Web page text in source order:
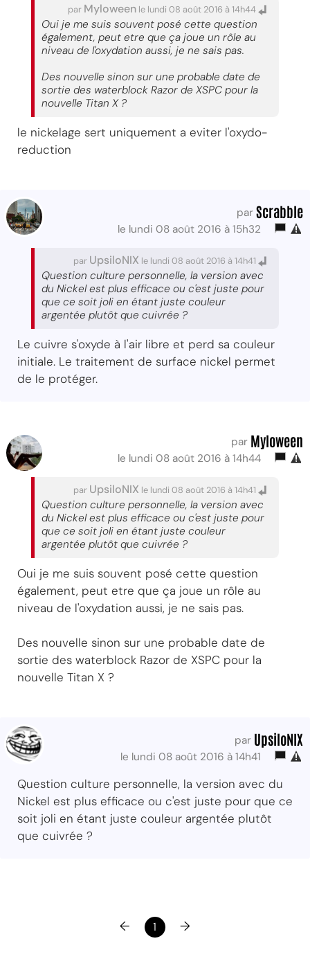
par Myloween le lundi 08 août 2016 à 14h44
Oui je me suis souvent posé cette question
également, peut etre que ça joue un rôle au
niveau de l'oxydation aussi, je ne sais pas.
Des nouvelle sinon sur une probable date de
sortie des waterblock Razor de XSPC pour la
nouvelle Titan X ?
le nickelage sert uniquement a eviter l'oxydo-
reduction
par Scrabble
le lundi 08 août 2016 à 15h32
par UpsiloNIX le lundi 08 août 2016 à 14h41
Question culture personnelle, la version avec
du Nickel est plus efficace ou c'est juste pour
que ce soit joli en étant juste couleur
argentée plutôt que cuivrée ?
Le cuivre s'oxyde à l'air libre et perd sa couleur
initiale. Le traitement de surface nickel permet
de le protéger.
par Myloween
le lundi 08 août 2016 à 14h44
par UpsiloNIX le lundi 08 août 2016 à 14h41
Question culture personnelle, la version avec
du Nickel est plus efficace ou c'est juste pour
que ce soit joli en étant juste couleur
argentée plutôt que cuivrée ?
Oui je me suis souvent posé cette question
également, peut etre que ça joue un rôle au
niveau de l'oxydation aussi, je ne sais pas.
Des nouvelle sinon sur une probable date de
sortie des waterblock Razor de XSPC pour la
nouvelle Titan X ?
par UpsiloNIX
le lundi 08 août 2016 à 14h41
Question culture personnelle, la version avec du
Nickel est plus efficace ou c'est juste pour que ce
soit joli en étant juste couleur argentée plutôt
que cuivrée ?
← 1 →